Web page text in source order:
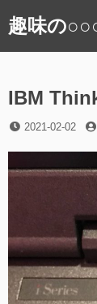
ン
キ
ッ
プ
趣味の
IBM
投
2021-02-02